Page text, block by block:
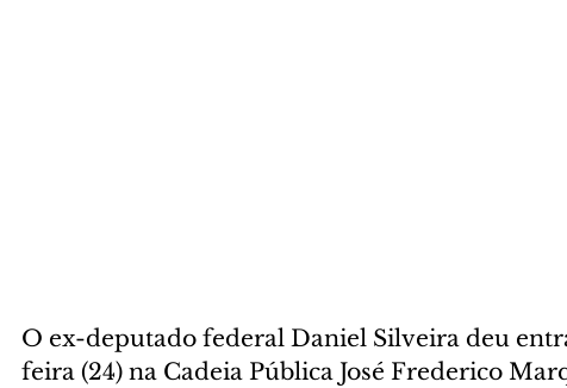
O ex-deputado federal Daniel Silveira deu
feira (24) na Cadeia Pública José Frederico